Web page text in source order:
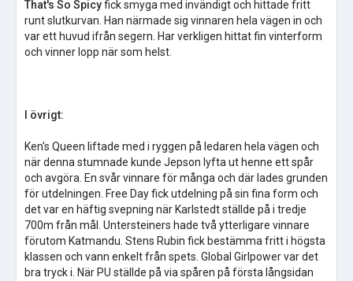
That's So Spicyfick smyga med invändigt och hittade fritt
runt slutkurvan. Han närmade sig vinnaren hela vägen in och
var ett huvud ifrån segern. Har verkligen hittat fin vinterform
och vinner lopp när som helst.
I övrigt:
Ken's Queen liftade med i ryggen på ledaren hela vägen och
när denna stumnade kunde Jepson lyfta ut henne ett spår
och avgöra. En svår vinnare för många och där lades grunden
för utdelningen. Free Day fick utdelning på sin fina form och
det var en häftig svepning när Karlstedt ställde på i tredje
700m från mål. Untersteiners hade två ytterligare vinnare
förutom Katmandu. Stens Rubin fick bestämma fritt i högsta
klassen och vann enkelt från spets. Global Girlpower var det
bra tryck i. När PU ställde på via spåren på första långsidan